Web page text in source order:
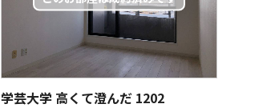
学芸大学 高くて澄んだ 1202